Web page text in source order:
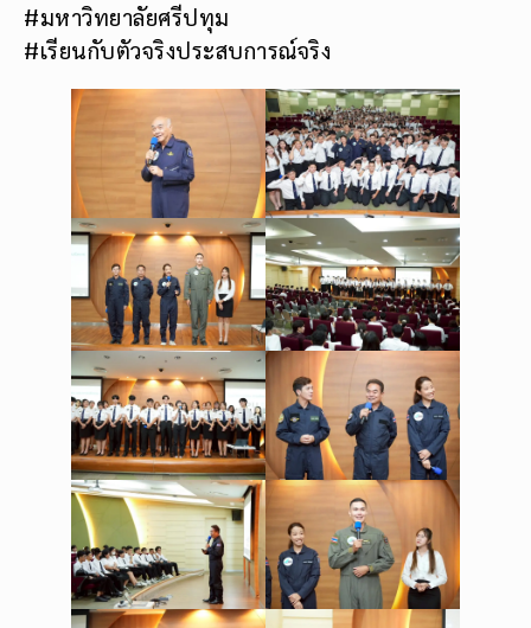
#มหาวิทยาลัยศรีปทุม
#เรียนกับตัวจริงประสบการณ์จริง